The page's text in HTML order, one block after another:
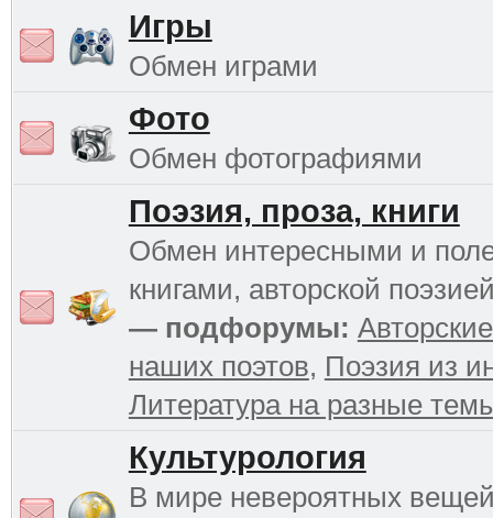
Игры
Обмен играми
Фото
Обмен фотографиями
Поэзия, проза, книги
Обмен интересными и
книгами, авторской
— подфорумы:
наших поэтов, Поэзия из
Литература на разные
Культурология
В мире невероятных